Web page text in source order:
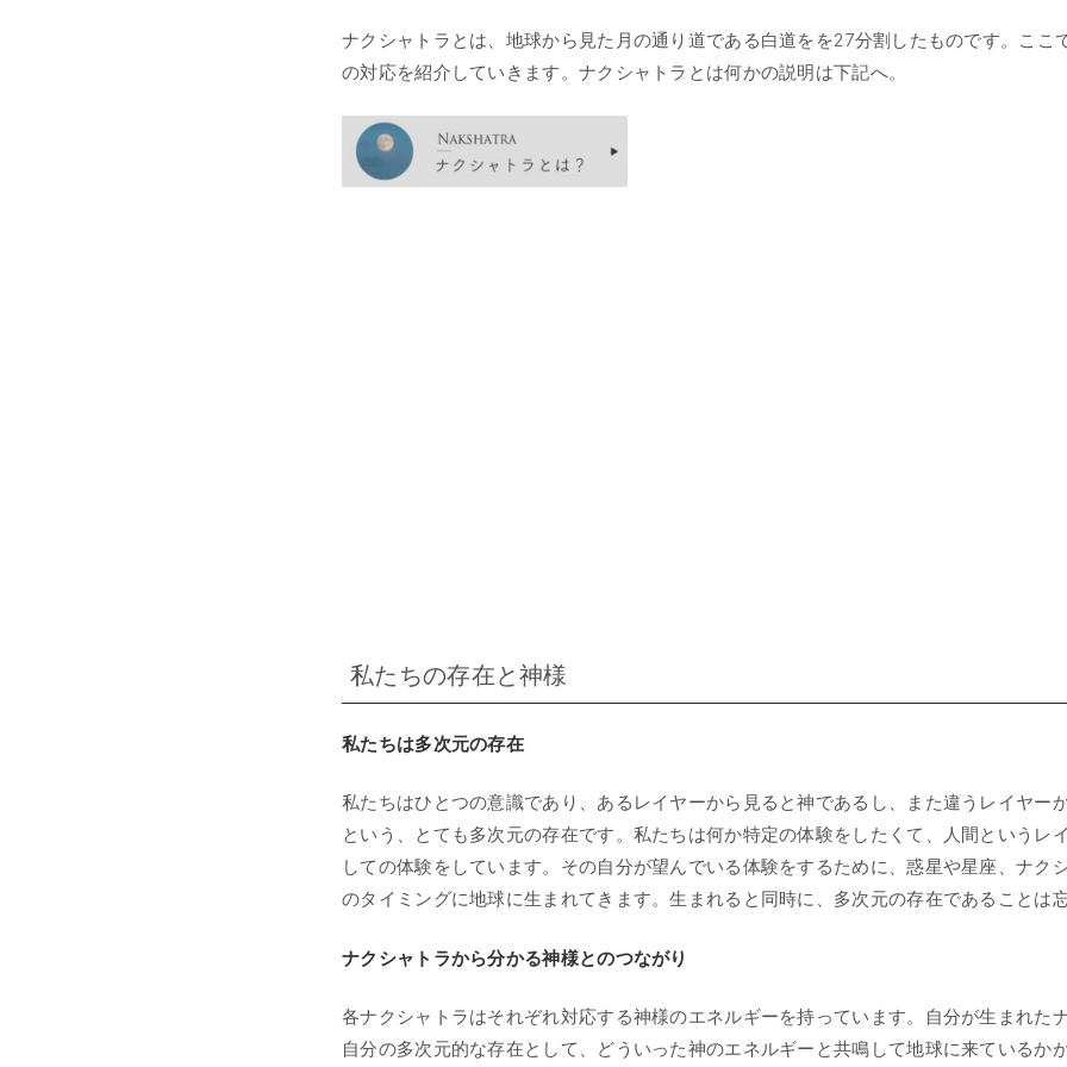
ナクシャトラとは、地球から見た月の通り道である白道をを27分割したものです。ここ
の対応を紹介していきます。ナクシャトラとは何かの説明は下記へ。
私たちの存在と神様
私たちは多次元の存在
私たちはひとつの意識であり、あるレイヤーから見ると神であるし、また違うレイヤー
という、とても多次元の存在です。私たちは何か特定の体験をしたくて、人間というレ
しての体験をしています。その自分が望んでいる体験をするために、惑星や星座、ナク
のタイミングに地球に生まれてきます。生まれると同時に、多次元の存在であることは
ナクシャトラから分かる神様とのつながり
各ナクシャトラはそれぞれ対応する神様のエネルギーを持っています。自分が生まれた
自分の多次元的な存在として、どういった神のエネルギーと共鳴して地球に来ているか